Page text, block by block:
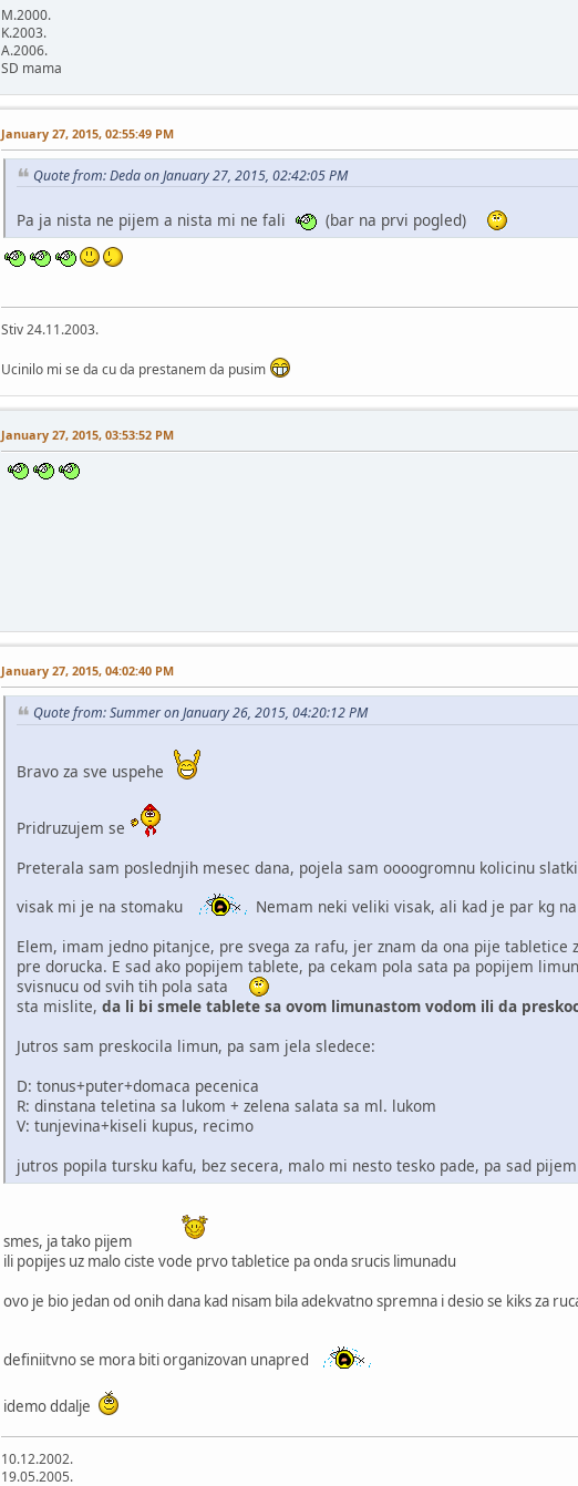
M.2000.
K.2003.
A.2006.
SD mama
January 27, 2015, 02:55:49 PM
Quote from: Deda on January 27, 2015, 02:42:05 PM
Pa ja nista ne pijem a nista mi ne fali (bar na prvi pogled)
Stiv 24.11.2003.
Ucinilo mi se da cu da prestanem da pusim
January 27, 2015, 03:53:52 PM
January 27, 2015, 04:02:40 PM
Quote from: Summer on January 26, 2015, 04:20:12 PM
Bravo za sve uspehe
Pridruzujem se
Preterala sam poslednjih mesec dana, pojela sam oooogromnu kolicinu
visak mi je na stomaku
Nemam neki veliki visak, ali kad je par kg
Elem, imam jedno pitanjce, pre svega za rafu, jer znam da ona pije
pre dorucka. E sad ako popijem tablete, pa cekam pola sata pa popijem
svisnucu od svih tih pola sata
sta mislite, da li bi smele tablete sa ovom limunastom vodom ili da
Jutros sam preskocila limun, pa sam jela sledece:
D: tonus+puter+domaca pecenica
R: dinstana teletina sa lukom + zelena salata sa ml. lukom
V: tunjevina+kiseli kupus, recimo
jutros popila tursku kafu, bez secera, malo mi nesto tesko pade, pa sad
smes, ja tako pijem
ili popijes uz malo ciste vode prvo tabletice pa onda srucis limunadu
ovo je bio jedan od onih dana kad nisam bila adekvatno spremna i desio se kiks za
definiitvno se mora biti organizovan unapred
idemo ddalje
10.12.2002.
19.05.2005.